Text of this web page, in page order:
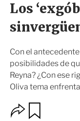
Los
Con el
posibilidades de
Reyna? ¿Con ese
Oliva tema
O
p